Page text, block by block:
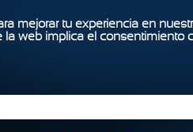
mejorar tu experiencia en
la web implica el consentimiento